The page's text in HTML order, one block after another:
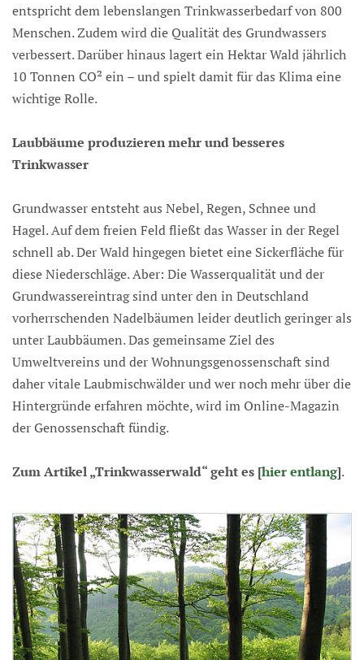
entspricht dem lebenslangen Trinkwasserbedarf von 800
Menschen. Zudem wird die Qualität des Grundwassers
verbessert. Darüber hinaus lagert ein Hektar Wald jährlich
10 Tonnen CO² ein – und spielt damit für das Klima eine
wichtige Rolle.
Laubbäume produzieren mehr und besseres
Trinkwasser
Grundwasser entsteht aus Nebel, Regen, Schnee und
Hagel. Auf dem freien Feld fließt das Wasser in der Regel
schnell ab. Der Wald hingegen bietet eine Sickerfläche für
diese Niederschläge. Aber: Die Wasserqualität und der
Grundwassereintrag sind unter den in Deutschland
vorherrschenden Nadelbäumen leider deutlich geringer als
unter Laubbäumen. Das gemeinsame Ziel des
Umweltvereins und der Wohnungsgenossenschaft sind
daher vitale Laubmischwälder und wer noch mehr über die
Hintergründe erfahren möchte, wird im Online-Magazin
der Genossenschaft fündig.
Zum Artikel „Trinkwasserwald“ geht es [hier entlang].